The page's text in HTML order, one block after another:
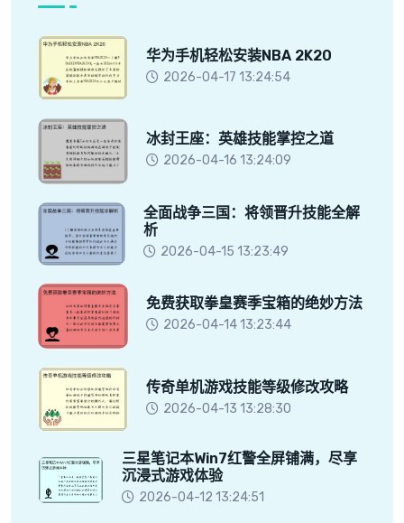
华为手机轻松安装NBA 2K20
2026-04-17 13:24:54
冰封王座：英雄技能掌控之道
2026-04-16 13:24:09
全面战争三国：将领晋升技能全解
析
2026-04-15 13:23:49
免费获取拳皇赛季宝箱的绝妙方法
2026-04-14 13:23:44
传奇单机游戏技能等级修改攻略
2026-04-13 13:28:30
三星笔记本Win7红警全屏铺满，尽享
沉浸式游戏体验
2026-04-12 13:24:51